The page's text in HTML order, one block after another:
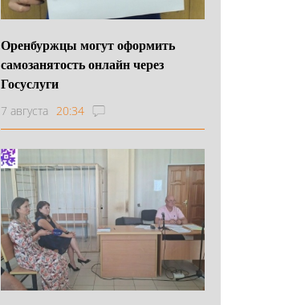
Оренбуржцы могут оформить
самозанятость онлайн через
Госуслуги
7 августа 20:34